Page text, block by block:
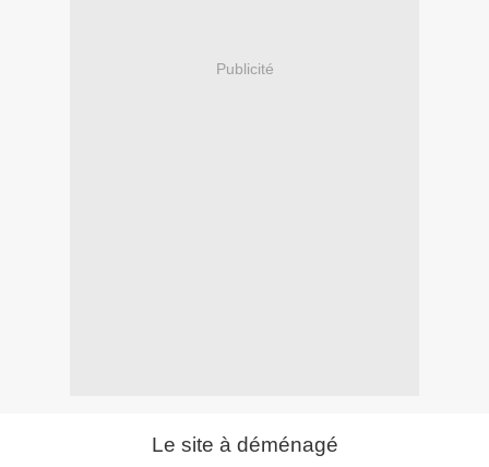
Publicité
Le site à déménagé